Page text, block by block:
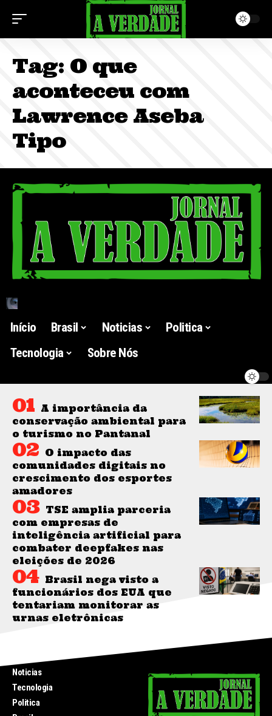
Tag: O que
aconteceu com
Lawrence Aseba
Tipo
Início Brasil Noticias
Politica
Tecnologia
Sobre Nós
A importância da
conservação ambiental para
o turismo no Pantanal
O impacto das
comunidades digitais no
crescimento dos esportes
amadores
TSE amplia parceria
com empresas de
inteligência artificial para
combater deepfakes nas
eleições de 2026
Brasil nega visto a
funcionários dos EUA que
tentariam monitorar as
urnas eletrônicas
Noticias
Tecnologia
Politica